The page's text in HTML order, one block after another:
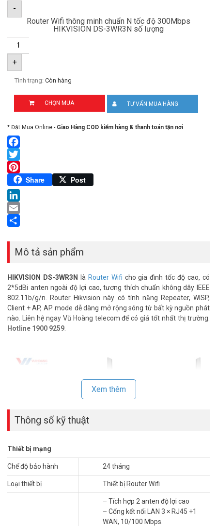
-
Router Wifi thông minh chuẩn N tốc độ 300Mbps
HIKVISION DS-3WR3N số lượng
+
Tình trạng: Còn hàng
CHỌN MUA TƯ VẤN MUA HÀNG
* Đặt Mua Online - Giao Hàng COD kiểm hàng & thanh toán tận nơi
Facebook
Twitter
Pinterest
Share Post
LinkedIn
Email
Mô tả sản phẩm
HIKVISION DS-3WR3N là Router Wifi cho gia đình tốc độ cao, có
2*5dBi anten ngoài độ lợi cao, tương thích chuẩn không dây IEEE
802.11b/g/n. Router Hikvision này có tính năng Repeater, WISP,
Client + AP, AP mode dễ dàng mở rộng sóng từ bất kỳ nguồn phát
nào. Liên hệ ngay Vũ Hoàng telecom để có giá tốt nhất thị trường.
Hotline 1900 9259
Lướt Internet tốc độ cao
Công suất truyền 18dBm, Tốc độ dữ liệu ≤ 300Mbps với băng tần
@2.4GHz. Hỗ trợ 1 cổng WAN tín hiệu 10/100Mbps và 3 cổng LAN
Xem thêm
Thông số kỹ thuật
Thiết bị mạng
Chế độ bảo hành 24 tháng
Loại thiết bị Thiết bị Router Wifi
– Tích hợp 2 anten độ lợi cao
– Cổng kết nối LAN 3 × RJ45 +1
WAN, 10/100 Mbps.